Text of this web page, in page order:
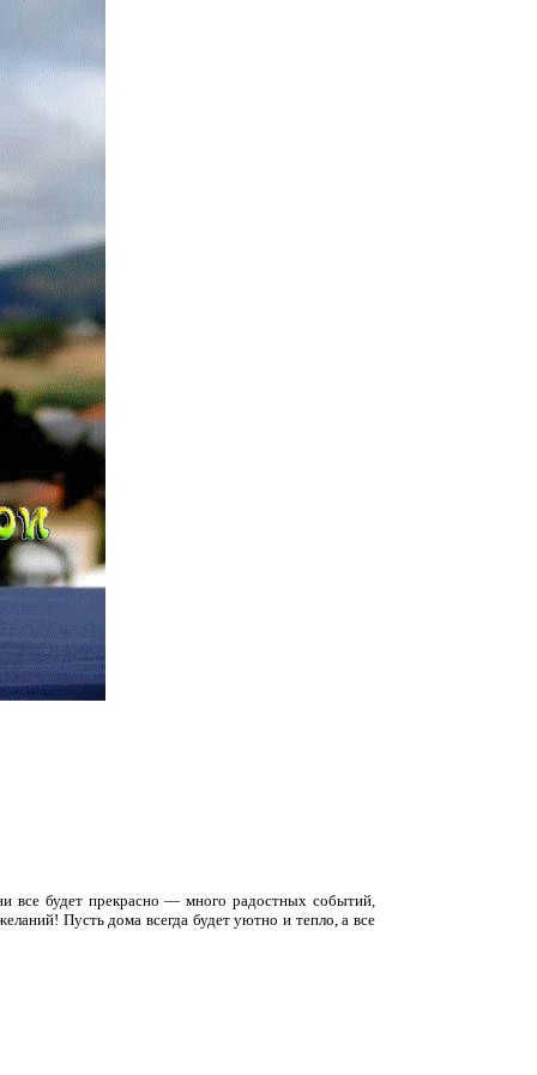
будет прекрасно — много радостных событий,
Пусть дома всегда будет уютно и тепло, а все